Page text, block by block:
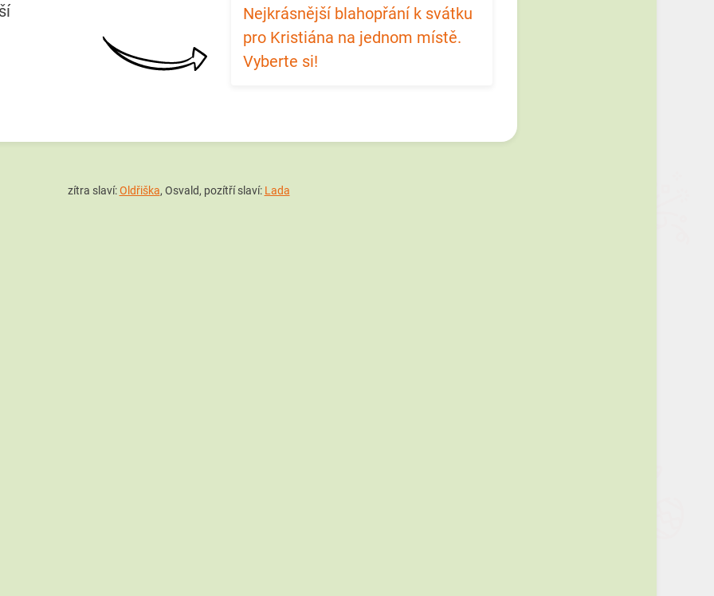
Nejkrásnější blahopřání k svátku
pro Kristiána na jednom místě.
Vyberte si!
zítra slaví:Oldřiška, Osvald, pozítří slaví: Lada